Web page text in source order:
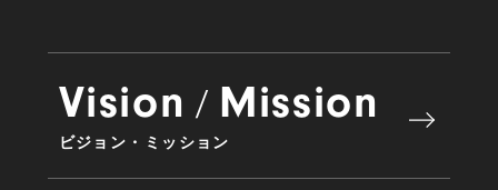
Vision / Mission
ビジョン・ミッション